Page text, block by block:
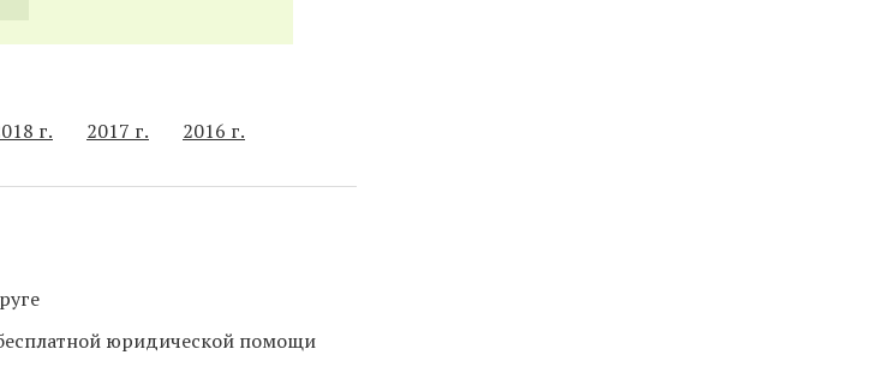
г. 2017 г.
2016 г.
юридической помощи